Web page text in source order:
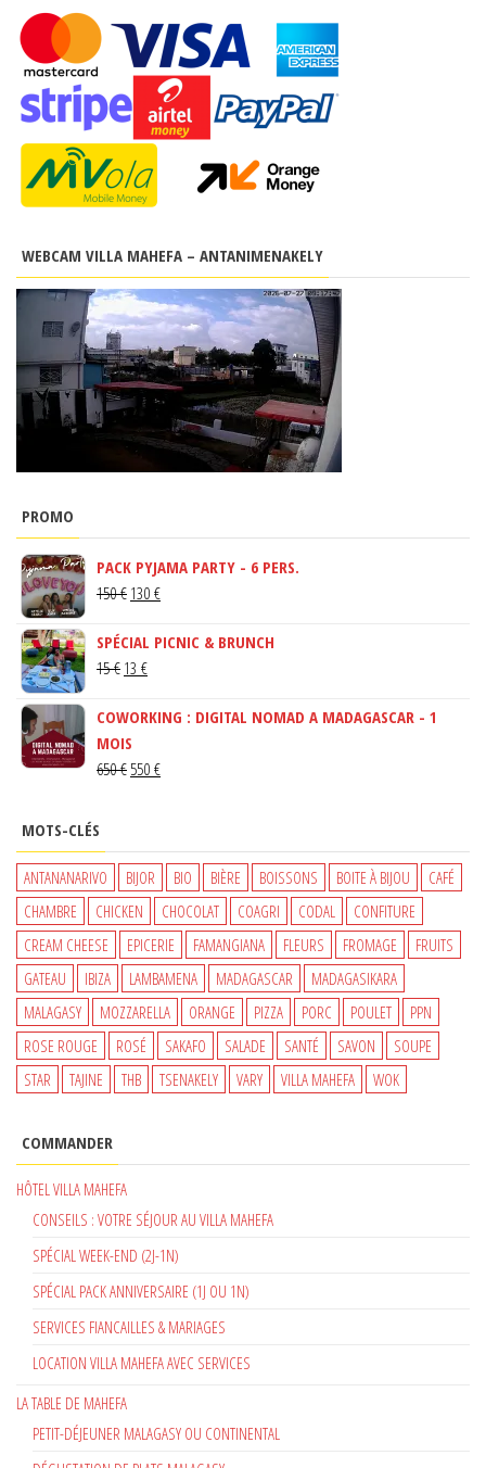
WEBCAM VILLA MAHEFA – ANTANIMENAKELY
PROMO
PACK PYJAMA PARTY - 6 PERS.
150€ LE
INITIAL
ÉTAIT :
130 €LE
ACTUEL
SPÉCIAL PICNIC & BRUNCH
15€ LE
INITIAL
ÉTAIT :
15 €.
13 €LE
ACTUEL
13 €.
COWORKING : DIGITAL NOMAD A MADAGASCAR - 1
MOIS
650€ LE
ÉTAIT :
650 €.
550 €LE
EST :
550 €.
MOTS-CLÉS
ANTANANARIVO BIJOR BIO BIÈRE BOISSONS BOITE À BIJOU
CAFÉ
CHAMBRE
CHICKEN CHOCOLAT COAGRI CODAL
CONFITURE
CREAM CHEESE
EPICERIE FAMANGIANA FLEURS FROMAGE
FRUITS
GATEAU
IBIZA LAMBAMENA MADAGASCAR
MADAGASIKARA
MALAGASY
MOZZARELLA ORANGE PIZZA PORC POULET
PPN
ROSE ROUGE
ROSÉ SAKAFO SALADE SANTÉ SAVON
SOUPE
STAR
TAJINE THB TSENAKELY VARY VILLA MAHEFA WOK
COMMANDER
HÔTEL VILLA MAHEFA
CONSEILS : VOTRE SÉJOUR AU VILLA MAHEFA
SPÉCIAL WEEK-END (2J-1N)
SPÉCIAL PACK ANNIVERSAIRE (1J OU 1N)
SERVICES FIANCAILLES & MARIAGES
LOCATION VILLA MAHEFA AVEC SERVICES
LA TABLE DE MAHEFA
PETIT-DÉJEUNER MALAGASY OU CONTINENTAL